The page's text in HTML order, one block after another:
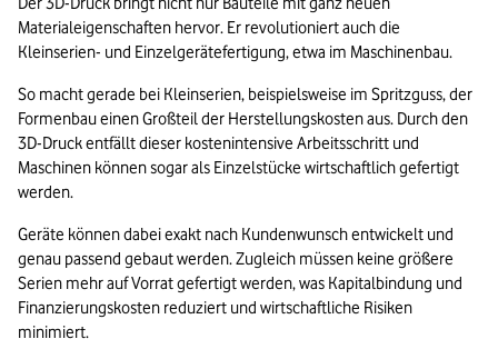
Materialeigenschaften hervor. Er revolutioniert auch die
Kleinserien- und Einzelgerätefertigung, etwa im Maschinenbau.
So macht gerade bei Kleinserien, beispielsweise im Spritzguss, der
Formenbau einen Großteil der Herstellungskosten aus. Durch den
3D-Druck entfällt dieser kostenintensive Arbeitsschritt und
Maschinen können sogar als Einzelstücke wirtschaftlich gefertigt
werden.
Geräte können dabei exakt nach Kundenwunsch entwickelt und
genau passend gebaut werden. Zugleich müssen keine größere
Serien mehr auf Vorrat gefertigt werden, was Kapitalbindung und
Finanzierungskosten reduziert und wirtschaftliche Risiken
minimiert.